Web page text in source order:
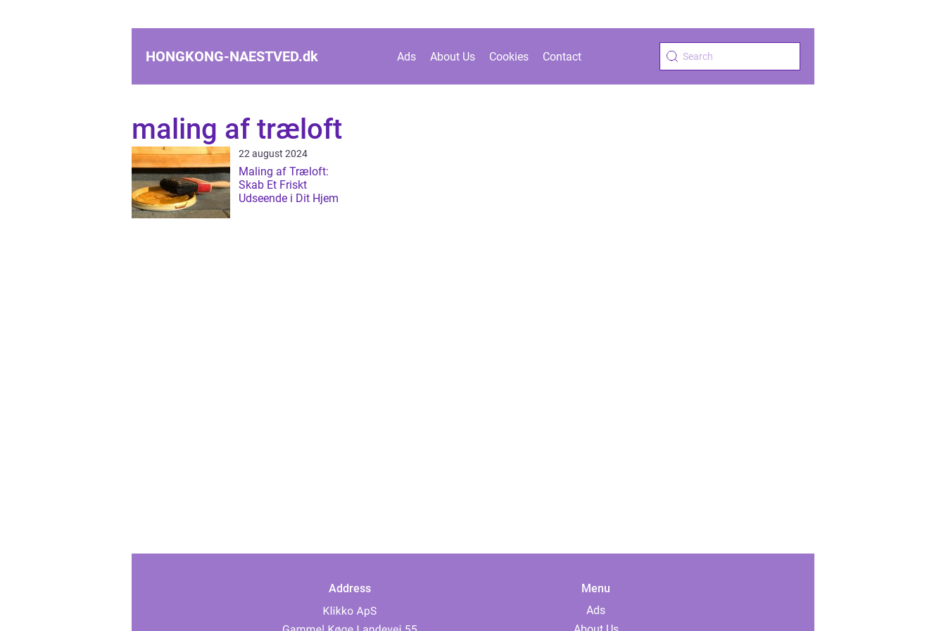
HONGKONG-NAESTVED.dk Ads About Us Cookies Contact
maling af træloft
22 august 2024
Maling af Træloft:
Skab Et Friskt
Udseende i Dit Hjem
Address
Menu
Ads